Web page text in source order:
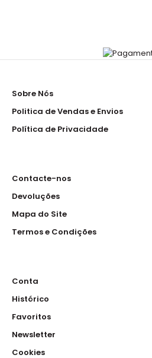
Sobre Nós
Politica de Vendas e Envios
Política de Privacidade
Contacte-nos
Devoluções
Mapa do Site
Termos e Condições
Conta
Histórico
Favoritos
Newsletter
Cookies